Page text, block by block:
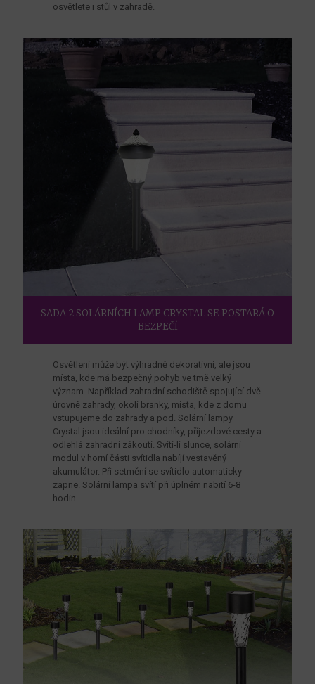
osvětlete i stůl v zahradě.
SADA 2 SOLÁRNÍCH LAMP CRYSTAL SE POSTARÁ O
BEZPEČÍ
Osvětlení může být výhradně dekorativní, ale jsou
místa, kde má bezpečný pohyb ve tmě velký
význam. Například zahradní schodiště spojující dvě
úrovně zahrady, okolí branky, místa, kde z domu
vstupujeme do zahrady a pod. Solární lampy
Crystal jsou ideální pro chodníky, příjezdové cesty a
odlehlá zahradní zákoutí. Svítí-li slunce, solární
modul v horní části svítidla nabíjí vestavěný
akumulátor. Při setmění se svítidlo automaticky
zapne. Solární lampa svítí při úplném nabití 6-8
hodin.